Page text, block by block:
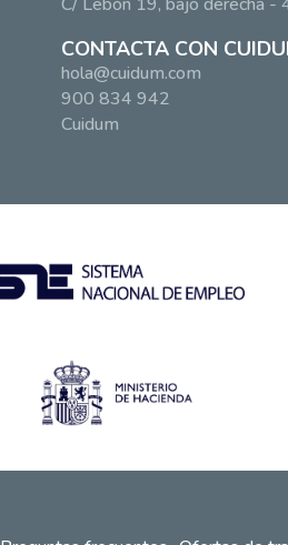
CONTACTA CON
hola@cuidum.com
900 834 942
Cuidum